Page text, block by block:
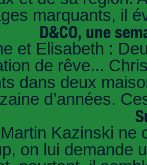
marquants, il
D&CO, une
et Elisabeth :
de rêve...
dans deux
d’années.
Kazinski ne
on lui demande